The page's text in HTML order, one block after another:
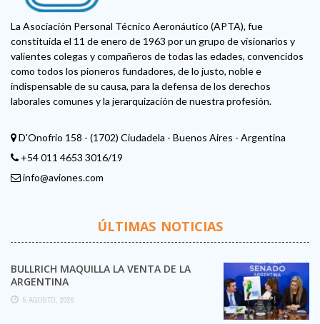
La Asociación Personal Técnico Aeronáutico (APTA), fue
constituida el 11 de enero de 1963 por un grupo de visionarios y
valientes colegas y compañeros de todas las edades, convencidos
como todos los pioneros fundadores, de lo justo, noble e
indispensable de su causa, para la defensa de los derechos
laborales comunes y la jerarquización de nuestra profesión.
D'Onofrio 158 - (1702) Ciudadela - Buenos Aires - Argentina
+54 011 4653 3016/19
info@aviones.com
ÚLTIMAS NOTICIAS
BULLRICH MAQUILLA LA VENTA DE LA
ARGENTINA
5 AGOSTO, 2026